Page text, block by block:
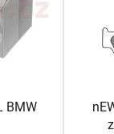
o
BMW